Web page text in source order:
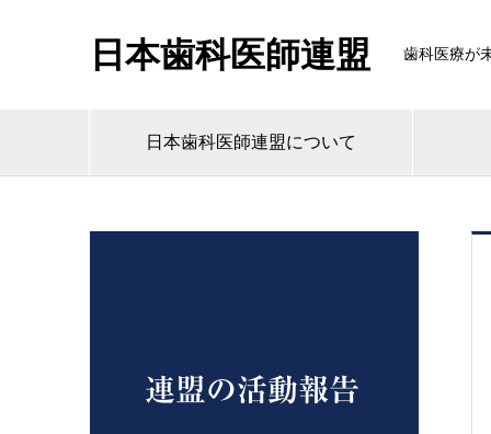
日本歯科医師連盟 歯科医療が
日本歯科医師連盟について
連盟の活動報告